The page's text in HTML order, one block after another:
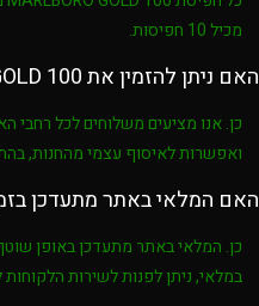
מכיל10 חפיסות .
האם ניתן להזמין את MARLBORO GOLD 100 במשלוח?
כן. אנו מציעים משלוחים לכל
ואפשרות לאיסוף עצמי מהחנות,
האם המלאי באתר מתעדכן
כן. המלאי באתר מתעדכן באופן
במלאי, ניתן לפנות לשירות הלקוחות